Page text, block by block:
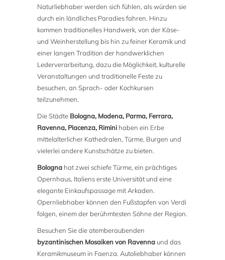
Naturliebhaber werden sich fühlen, als würden sie
durch ein ländliches Paradies fahren. Hinzu
kommen traditionelles Handwerk, von der Käse-
und Weinherstellung bis hin zu feiner Keramik und
einer langen Tradition der handwerklichen
Lederverarbeitung, dazu die Möglichkeit, kulturelle
Veranstaltungen und traditionelle Feste zu
besuchen, an Sprach- oder Kochkursen
teilzunehmen.
Die Städte Bologna, Modena, Parma, Ferrara,
Ravenna, Piacenza, Rimini haben ein Erbe
mittelalterlicher Kathedralen, Türme, Burgen und
vielerlei andere Kunstschätze zu bieten.
Bologna hat zwei schiefe Türme, ein prächtiges
Opernhaus, Italiens erste Universität und eine
elegante Einkaufspassage mit Arkaden.
Opernliebhaber können den Fußstapfen von Verdi
folgen, einem der berühmtesten Söhne der Region.
Besuchen Sie die atemberaubenden
byzantinischen Mosaiken von Ravenna und das
Keramikmuseum in Faenza. Autoliebhaber können